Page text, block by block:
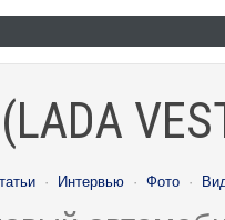
· Интервью · Фото ·